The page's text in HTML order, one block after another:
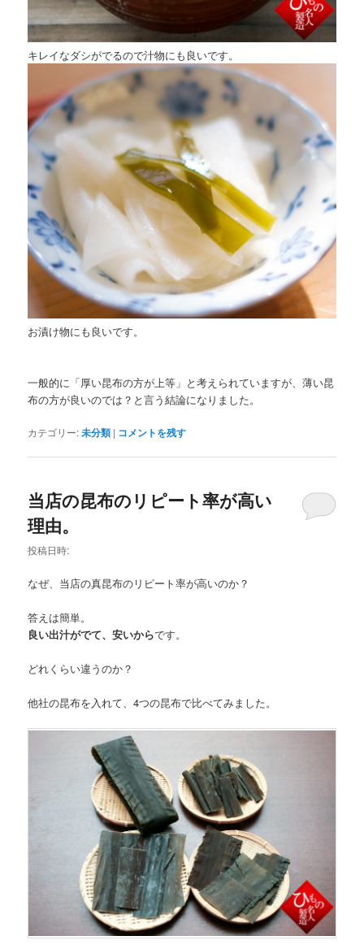
キレイなダシがでるので汁物にも良いです。
お漬け物にも良いです。
一般的に「厚い昆布の方が上等」と考えられていますが、薄い昆
布の方が良いのでは？と言う結論になりました。
カテゴリー:未分類 | コメントを残す
当店の昆布のリピート率が高い
理由。
投稿日時:
なぜ、当店の真昆布のリピート率が高いのか？
答えは簡単。
良い出汁がでて、安いからです。
どれくらい違うのか？
他社の昆布を入れて、4つの昆布で比べてみました。